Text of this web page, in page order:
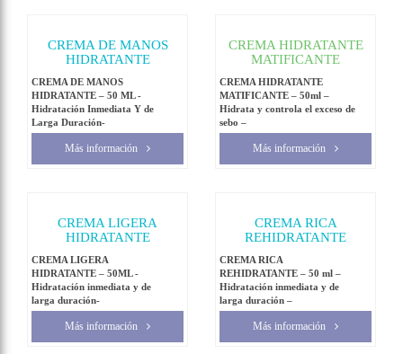
CREMA DE MANOS
HIDRATANTE
CREMA DE MANOS
HIDRATANTE – 50 ML -
Hidratación Inmediata Y de
Larga Duración-
Más información
CREMA HIDRATANTE
MATIFICANTE
CREMA HIDRATANTE
MATIFICANTE – 50ml –
Hidrata y controla el exceso de
sebo –
Más información
CREMA LIGERA
HIDRATANTE
CREMA LIGERA
HIDRATANTE – 50ML -
Hidratación inmediata y de
larga duración-
Más información
CREMA RICA
REHIDRATANTE
CREMA RICA
REHIDRATANTE – 50 ml –
Hidratación inmediata y de
larga duración –
Más información